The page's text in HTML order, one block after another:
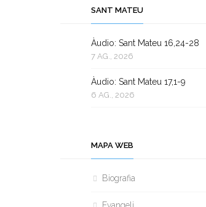
SANT MATEU
Àudio: Sant Mateu 16,24-28
7 AG., 2026
Àudio: Sant Mateu 17,1-9
6 AG., 2026
MAPA WEB
Biografia